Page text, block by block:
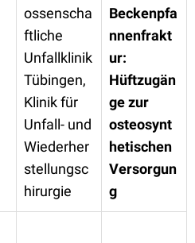
ossenscha
ftliche
Unfallklinik
Tübingen,
Klinik für
Unfall- und
Wiederher
stellungsc
hirurgie
Beckenpfa
nnenfrakt
ur:
Hüftzugän
ge zur
osteosynt
hetischen
Versorgun
g